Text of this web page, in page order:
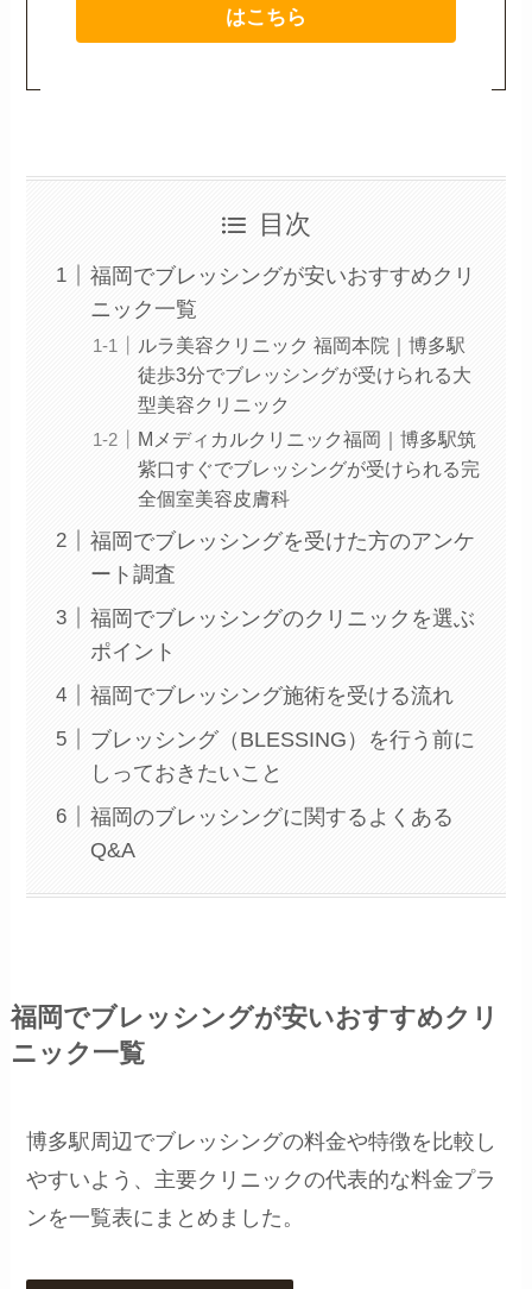
はこちら
目次
福岡でブレッシングが安いおすすめクリ
ニック一覧
ルラ美容クリニック 福岡本院｜博多駅
徒歩3分でブレッシングが受けられる大
型美容クリニック
Mメディカルクリニック福岡｜博多駅筑
紫口すぐでブレッシングが受けられる完
全個室美容皮膚科
福岡でブレッシングを受けた方のアンケ
ート調査
福岡でブレッシングのクリニックを選ぶ
ポイント
福岡でブレッシング施術を受ける流れ
ブレッシング（BLESSING）を行う前に
しっておきたいこと
福岡のブレッシングに関するよくある
Q&A
福岡でブレッシングが安いおすすめクリ
ニック一覧
博多駅周辺でブレッシングの料金や特徴を比較し
やすいよう、主要クリニックの代表的な料金プラ
ンを一覧表にまとめました。